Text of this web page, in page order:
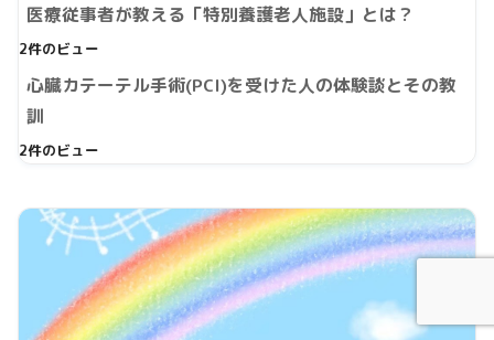
医療従事者が教える「特別養護老人施設」とは？
2件のビュー
心臓カテーテル手術(PCI)を受けた人の体験談とその教
訓
2件のビュー